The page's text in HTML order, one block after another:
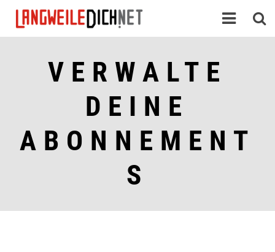
VERWALTE
DEINE
ABONNEMENT
S